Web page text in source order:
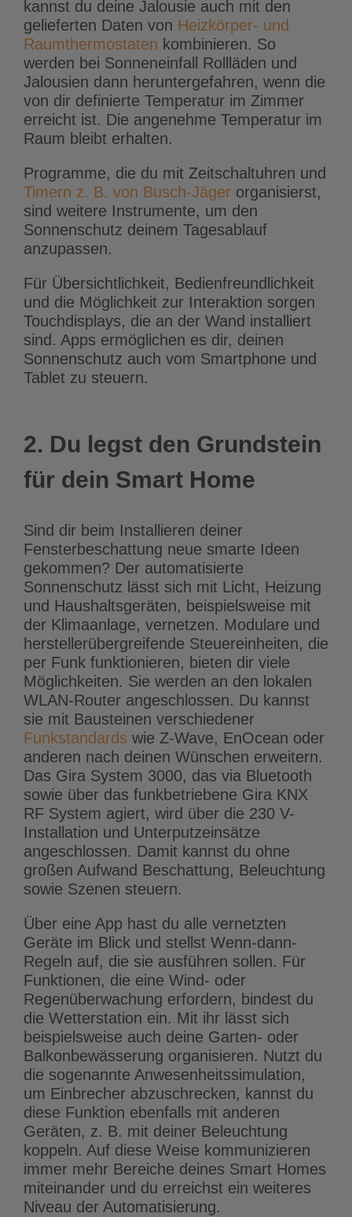
kannst du deine Jalousie auch mit den
gelieferten Daten von Heizkörper- und
Raumthermostaten kombinieren. So
werden bei Sonneneinfall Rollläden und
Jalousien dann heruntergefahren, wenn die
von dir definierte Temperatur im Zimmer
erreicht ist. Die angenehme Temperatur im
Raum bleibt erhalten.
Programme, die du mit Zeitschaltuhren und
Timern z. B. von Busch-Jäger organisierst,
sind weitere Instrumente, um den
Sonnenschutz deinem Tagesablauf
anzupassen.
Für Übersichtlichkeit, Bedienfreundlichkeit
und die Möglichkeit zur Interaktion sorgen
Touchdisplays, die an der Wand installiert
sind. Apps ermöglichen es dir, deinen
Sonnenschutz auch vom Smartphone und
Tablet zu steuern.
2. Du legst den Grundstein
für dein Smart Home
Sind dir beim Installieren deiner
Fensterbeschattung neue smarte Ideen
gekommen? Der automatisierte
Sonnenschutz lässt sich mit Licht, Heizung
und Haushaltsgeräten, beispielsweise mit
der Klimaanlage, vernetzen. Modulare und
herstellerübergreifende Steuereinheiten, die
per Funk funktionieren, bieten dir viele
Möglichkeiten. Sie werden an den lokalen
WLAN-Router angeschlossen. Du kannst
sie mit Bausteinen verschiedener
Funkstandards wie Z-Wave, EnOcean oder
anderen nach deinen Wünschen erweitern.
Das Gira System 3000, das via Bluetooth
sowie über das funkbetriebene Gira KNX
RF System agiert, wird über die 230 V-
Installation und Unterputzeinsätze
angeschlossen. Damit kannst du ohne
großen Aufwand Beschattung, Beleuchtung
sowie Szenen steuern.
Über eine App hast du alle vernetzten
Geräte im Blick und stellst Wenn-dann-
Regeln auf, die sie ausführen sollen. Für
Funktionen, die eine Wind- oder
Regenüberwachung erfordern, bindest du
die Wetterstation ein. Mit ihr lässt sich
beispielsweise auch deine Garten- oder
Balkonbewässerung organisieren. Nutzt du
die sogenannte Anwesenheitssimulation,
um Einbrecher abzuschrecken, kannst du
diese Funktion ebenfalls mit anderen
Geräten, z. B. mit deiner Beleuchtung
koppeln. Auf diese Weise kommunizieren
immer mehr Bereiche deines Smart Homes
miteinander und du erreichst ein weiteres
Niveau der Automatisierung.